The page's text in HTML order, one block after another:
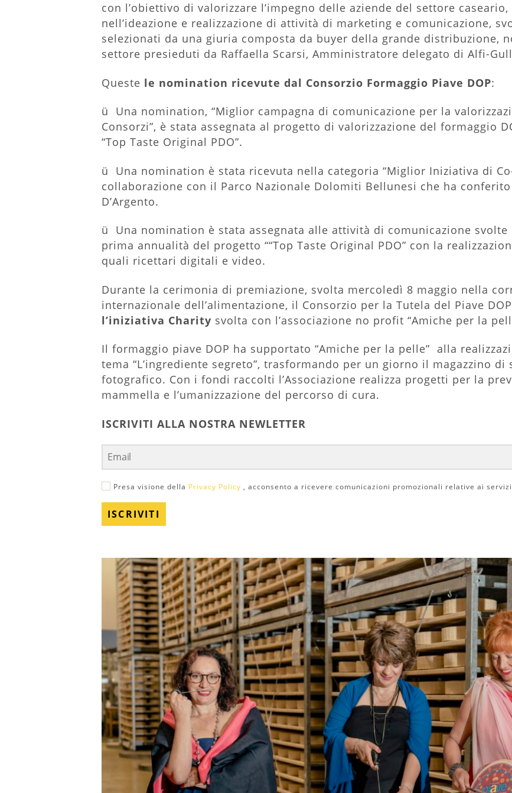
con l’obiettivo di valorizzare l’impegno delle aziende del settore
nell’ideazione e realizzazione di attività di marketing e comunicazione,
selezionati da una giuria composta da buyer della grande distribuzione,
settore presieduti da Raffaella Scarsi, Amministratore delegato di Alfi-
Queste le nomination ricevute dal Consorzio Formaggio Piave DOP:
ü Una nomination, “Miglior campagna di comunicazione per la
Consorzi”, è stata assegnata al progetto di valorizzazione del formaggio
“Top Taste Original PDO”.
ü Una nomination è stata ricevuta nella categoria “Miglior Iniziativa di
collaborazione con il Parco Nazionale Dolomiti Bellunesi che ha conferito
D’Argento.
ü Una nomination è stata assegnata alle attività di comunicazione
prima annualità del progetto ““Top Taste Original PDO” con la
quali ricettari digitali e video.
Durante la cerimonia di premiazione, svolta mercoledì 8 maggio nella
internazionale dell’alimentazione, il Consorzio per la Tutela del Piave DOP
l’iniziativa Charity svolta con l’associazione no profit “Amiche per la
Il formaggio piave DOP ha supportato “Amiche per la pelle” alla
tema “L’ingrediente segreto”, trasformando per un giorno il magazzino
fotografico. Con i fondi raccolti l’Associazione realizza progetti per la
mammella e l’umanizzazione del percorso di cura.
ISCRIVITI ALLA NOSTRA NEWLETTER
Presa visione della Privacy Policy , acconsento a ricevere comunicazioni promozionali relative ai
ISCRIVITI